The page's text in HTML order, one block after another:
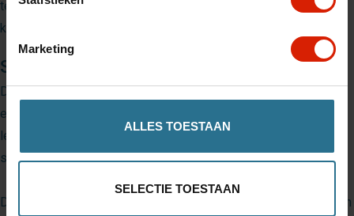
Marketing
ALLES TOESTAAN
SELECTIE TOESTAAN
terwijl het net aan de zijkant extra opbergruimte biedt voor
kleine items die je snel wilt kunnen pakken.
Stijlvolle kleuren voor elke smaak
De
en rood. Of je nu kiest voor een chique uitstraling of een
levendige kleur, er is altijd een optie die bij jouw persoonlijke
stijl past.
De
is de ideale keuze voor iedereen